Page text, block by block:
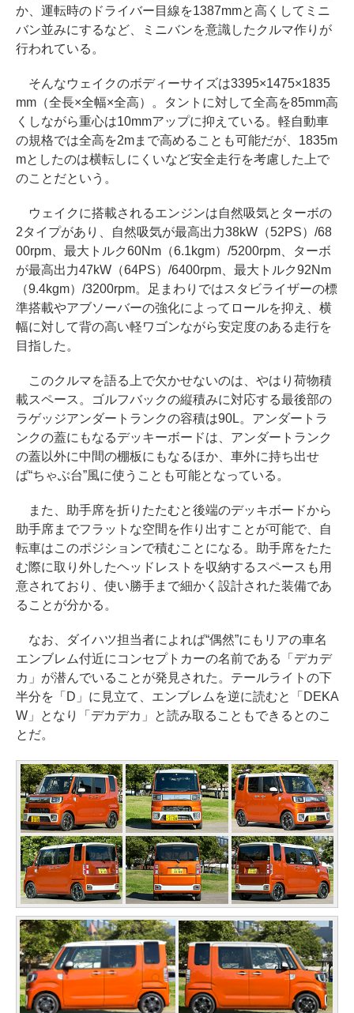
か、運転時のドライバー目線を1387mmと高くしてミニ
バン並みにするなど、ミニバンを意識したクルマ作りが
行われている。
そんなウェイクのボディーサイズは3395×1475×1835
mm（全長×全幅×全高）。タントに対して全高を85mm高
くしながら重心は10mmアップに抑えている。軽自動車
の規格では全高を2mまで高めることも可能だが、1835m
mとしたのは横転しにくいなど安全走行を考慮した上で
のことだという。
ウェイクに搭載されるエンジンは自然吸気とターボの
2タイプがあり、自然吸気が最高出力38kW（52PS）/68
00rpm、最大トルク60Nm（6.1kgm）/5200rpm、ターボ
が最高出力47kW（64PS）/6400rpm、最大トルク92Nm
（9.4kgm）/3200rpm。足まわりではスタビライザーの標
準搭載やアブソーバーの強化によってロールを抑え、横
幅に対して背の高い軽ワゴンながら安定度のある走行を
目指した。
このクルマを語る上で欠かせないのは、やはり荷物積
載スペース。ゴルフバックの縦積みに対応する最後部の
ラゲッジアンダートランクの容積は90L。アンダートラ
ンクの蓋にもなるデッキーボードは、アンダートランク
の蓋以外に中間の棚板にもなるほか、車外に持ち出せ
ば“ちゃぶ台”風に使うことも可能となっている。
また、助手席を折りたたむと後端のデッキボードから
助手席までフラットな空間を作り出すことが可能で、自
転車はこのポジションで積むことになる。助手席をたた
む際に取り外したヘッドレストを収納するスペースも用
意されており、使い勝手まで細かく設計された装備であ
ることが分かる。
なお、ダイハツ担当者によれば“偶然”にもリアの車名
エンブレム付近にコンセプトカーの名前である「デカデ
カ」が潜んでいることが発見された。テールライトの下
半分を「D」に見立て、エンブレムを逆に読むと「DEKA
W」となり「デカデカ」と読み取ることもできるとのこ
とだ。